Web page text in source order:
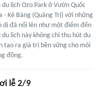
lịch Ozo Park ở Vườn Quốc
- Kẻ Bàng (Quảng Trị) với những
dị đã nổi lên như một điểm đến
lịch này không chỉ thu hút du
tạo ra giá trị bền vững cho môi
đồng.
lễ 2/9